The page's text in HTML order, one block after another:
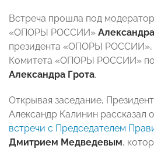
Встреча прошла под
«ОПОРЫ РОССИИ»
президента «ОПОРЫ РОССИИ»,
Комитета «ОПОРЫ РОССИИ»
Александра Грота.
Открывая заседание,
Александр Калинин рассказал
встречи с Председателем
Дмитрием Медведевым,